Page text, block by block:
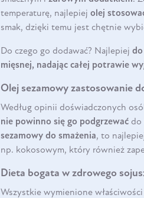
temperaturę, najlepiej olej
smak, dzięki temu jest chętnie
Do czego go dodawać? Najlepiej do
mięsnej, nadając całej potrawie
Olej sezamowy zastosowanie
Według opinii doświadczonych
nie powinno się go podgrzewać do
sezamowy do smażenia, to
np. kokosowym, który również
Dieta bogata w zdrowego
Wszystkie wymienione